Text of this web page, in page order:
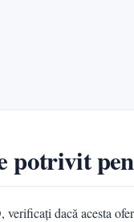
potrivit
dacă acesta